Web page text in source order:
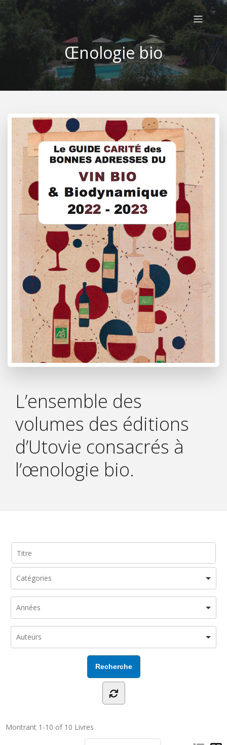
Œnologie bio
L’ensemble des
volumes des éditions
d’Utovie consacrés à
l’œnologie bio.
Montrant 1-10 of 10 Livres